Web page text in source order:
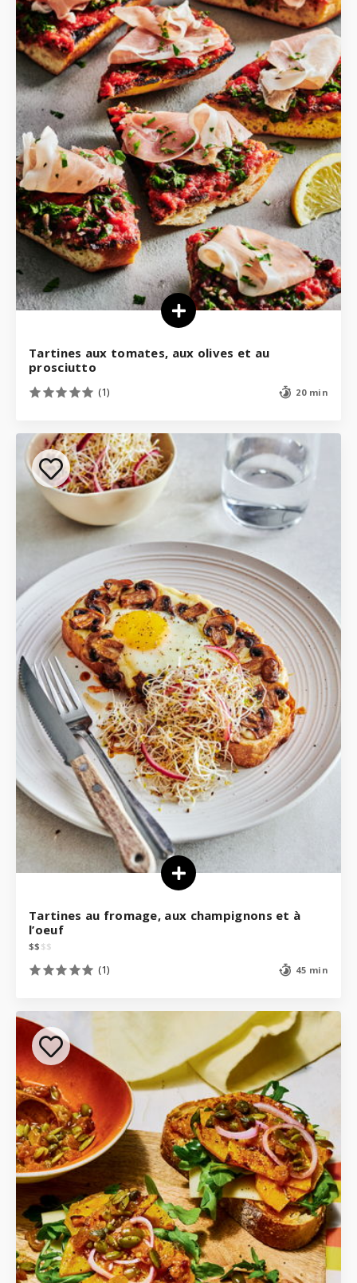
Tartines aux tomates, aux olives et au
prosciutto
(1) 20 min
Tartines au fromage, aux champignons et à
l’oeuf
$$ $$
(1) 45 min